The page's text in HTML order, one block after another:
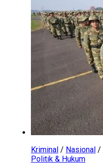
Kriminal / Nasional /
Politik & Hukum